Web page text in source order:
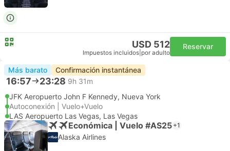
USD 512
Impuestos incluidos por adulto
Reservar
Más barato Confirmación instantánea
16:57 23:28 9h 31m
JFK Aeropuerto John F Kennedy, Nueva York
Autoconexión | Vuelo+Vuelo
LAS Aeropuerto Las Vegas, Las Vegas
Económica | Vuelo #AS25 +1
Alaska Airlines